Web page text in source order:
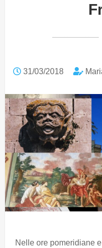
31/03/2018
Nelle ore pomeridiane